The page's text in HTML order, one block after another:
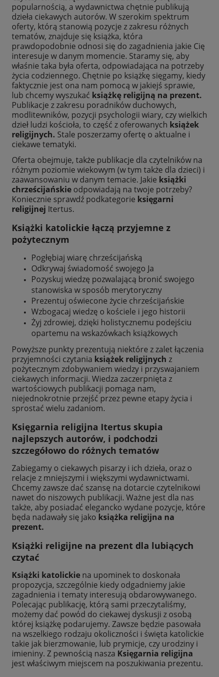
popularnością, a wydawnictwa chętnie publikują
dzieła ciekawych autorów. W szerokim spektrum
oferty, którą stanowią pozycje z zakresu różnych
tematów, znajduje się książka, która
prawdopodobnie odnosi się do zagadnienia jakie Cię
interesuje w danym momencie. Staramy się, aby
właśnie taka była oferta, odpowiadająca na potrzeby
życia codziennego. Chętnie po książkę sięgamy, kiedy
faktycznie jest ona nam pomocą w jakiejś sprawie,
lub chcemy wyszukać książkę religijną na prezent.
Publikacje z zakresu poradników duchowych,
modlitewników, pozycji psychologii wiary, czy wielkich
dzieł ludzi kościoła, to część z oferowanych książek
religijnych. Stale poszerzamy ofertę o aktualne i
ciekawe tematyki.
Oferta obejmuje, także publikacje dla czytelników na
różnym poziomie wiekowym (w tym także dla dzieci) i
zaawansowaniu w danym temacie. Jakie książki
chrześcijańskie odpowiadają na twoje potrzeby?
Koniecznie sprawdź podkategorie księgarni
religijnej Itertus.
Książki katolickie łączą przyjemne z
pożytecznym
Pogłębiaj wiarę chrześcijańską
Odkrywaj świadomość swojego Ja
Pozyskuj wiedzę pozwalającą bronić swojego
stanowiska w sposób merytoryczny
Prezentuj oświecone życie chrześcijańskie
Wzbogacaj wiedzę o kościele i jego historii
Żyj zdrowiej, dzięki holistycznemu podejściu
opartemu na wskazówkach książkowych
Powyższe punkty prezentują niektóre z zalet łączenia
przyjemności czytania książek religijnych z
pożytecznym zdobywaniem wiedzy i przyswajaniem
ciekawych informacji. Wiedza zaczerpnięta z
wartościowych publikacji pomaga nam,
niejednokrotnie przejść przez pewne etapy życia i
sprostać wielu zadaniom.
Księgarnia religijna Itertus skupia
najlepszych autorów, i podchodzi
szczegółowo do różnych tematów
Zabiegamy o ciekawych pisarzy i ich dzieła, oraz o
relacje z mniejszymi i większymi wydawnictwami.
Chcemy zawsze dać szansę na dotarcie czytelnikowi
nawet do niszowych publikacji. Ważne jest dla nas
także, aby posiadać elegancko wydane pozycje, które
będa nadawały się jako książka religijna na
prezent.
Książki religijne na prezent dla lubiących
czytać
Książki katolickie na upominek to doskonała
propozycja, szczególnie kiedy odgadniemy jakie
zagadnienia i tematy interesują obdarowywanego.
Polecając publikację, którą sami przeczytaliśmy,
możemy dać powód do ciekawej dyskusji z osobą
której książkę podarujemy. Zawsze będzie pasowała
na wszelkiego rodzaju okoliczności i święta katolickie
takie jak bierzmowanie, lub prymicje, czy urodziny i
imieniny. Z pewnością nasza Księgarnia religijna
jest właściwym miejscem na poszukiwania prezentu.